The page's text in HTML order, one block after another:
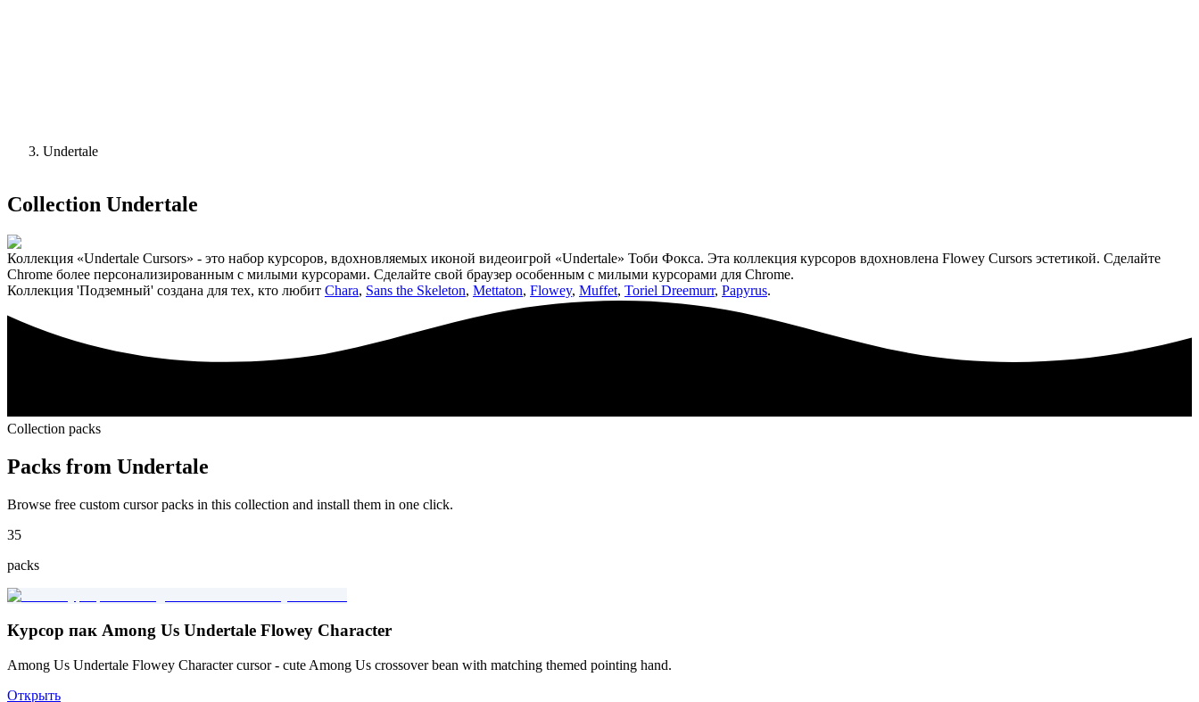
Undertale
Collection Undertale
Коллекция «Undertale Cursors» - это набор курсоров, вдохновляемых иконой видеоигрой «Undertale» Тоби Фокса. Эта коллекция курсоров вдохновлена Flowey Cursors эстетикой. Сделайте
Chrome более персонализированным с милыми курсорами. Сделайте свой браузер особенным с милыми курсорами для Chrome.
Коллекция 'Подземный' создана для тех, кто любит Chara, Sans the Skeleton, Mettaton, Flowey, Muffet, Toriel Dreemurr, Papyrus.
Collection packs
Packs from Undertale
Browse free custom cursor packs in this collection and install them in one click.
35
packs
Курсор пак Among Us Undertale Flowey Character
Among Us Undertale Flowey Character cursor - cute Among Us crossover bean with matching themed pointing hand.
Открыть